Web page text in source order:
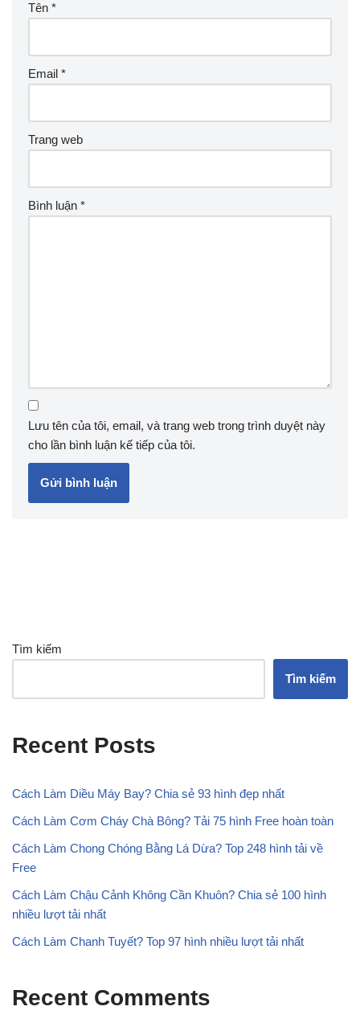
Tên *
Email *
Trang web
Bình luận *
Lưu tên của tôi, email, và trang web trong trình duyệt này
cho lần bình luận kế tiếp của tôi.
Tìm kiếm
Tìm kiếm
Recent Posts
Cách Làm Diều Máy Bay? Chia sẻ 93 hình đẹp nhất
Cách Làm Cơm Cháy Chà Bông? Tải 75 hình Free hoàn toàn
Cách Làm Chong Chóng Bằng Lá Dừa? Top 248 hình tải về
Free
Cách Làm Chậu Cảnh Không Cần Khuôn? Chia sẻ 100 hình
nhiều lượt tải nhất
Cách Làm Chanh Tuyết? Top 97 hình nhiều lượt tải nhất
Recent Comments